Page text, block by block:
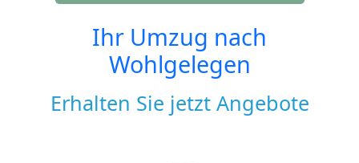
Ihr Umzug nach
Wohlgelegen
Erhalten Sie jetzt Angebote